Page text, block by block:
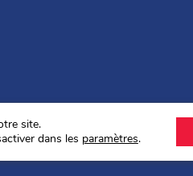
site.
dans les paramètres.